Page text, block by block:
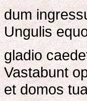
dum
Ungulis
gladio
Vastabunt
et domos